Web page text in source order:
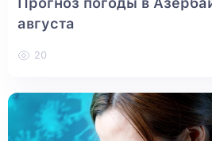
августа
20